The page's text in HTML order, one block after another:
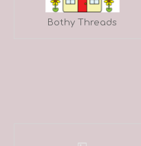
Bothy Threads